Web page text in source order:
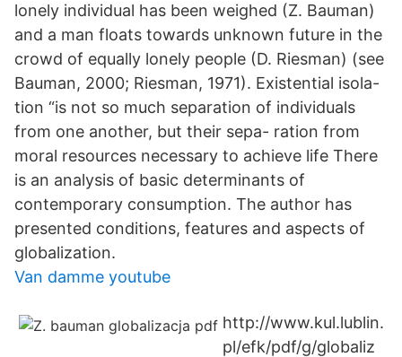
lonely individual has been weighed (Z. Bauman)
and a man floats towards unknown future in the
crowd of equally lonely people (D. Riesman) (see
Bauman, 2000; Riesman, 1971). Existential isola-
tion “is not so much separation of individuals
from one another, but their sepa- ration from
moral resources necessary to achieve life There
is an analysis of basic determinants of
contemporary consumption. The author has
presented conditions, features and aspects of
globalization.
Van damme youtube
http://www.kul.lublin.
pl/efk/pdf/g/globaliz